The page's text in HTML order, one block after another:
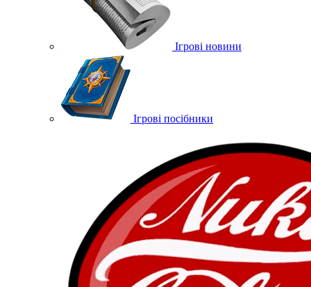
Ігрові новини
Ігрові посібники